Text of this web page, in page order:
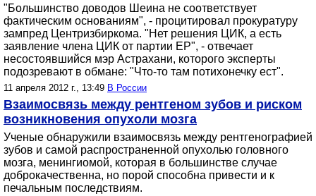
"Большинство доводов Шеина не соответствует
фактическим основаниям", - процитировал прокуратуру
зампред Центризбиркома. "Нет решения ЦИК, а есть
заявление члена ЦИК от партии ЕР", - отвечает
несостоявшийся мэр Астрахани, которого эксперты
подозревают в обмане: "Что-то там потихонечку ест".
11 апреля 2012 г., 13:49 В России
Взаимосвязь между рентгеном зубов и риском
возникновения опухоли мозга
Ученые обнаружили взаимосвязь между рентгенографией
зубов и самой распространенной опухолью головного
мозга, менингиомой, которая в большинстве случае
доброкачественна, но порой способна привести и к
печальным последствиям.